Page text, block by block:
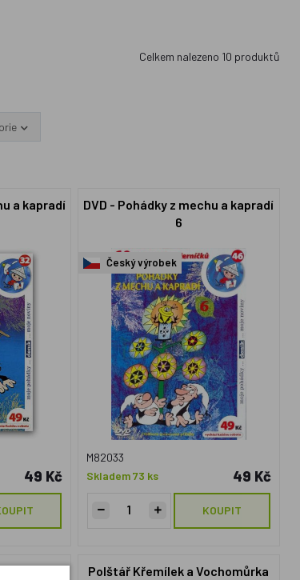
Celkem nalezeno 10 produktů
a kapradí
49 Kč
DVD - Pohádky z mechu a kapradí
6
Český výrobek
M82033
Skladem 73 ks
49 Kč
KOUPIT
Polštář Křemílek a Vochomůrka